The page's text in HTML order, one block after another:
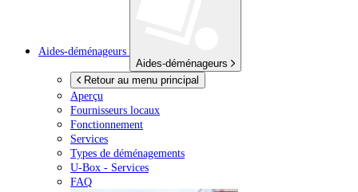
Aides-déménageurs
Aides-déménageurs
Retour au menu principal
Aperçu
Fournisseurs locaux
Fonctionnement
Services
Types de déménagements
U-Box - Services
FAQ